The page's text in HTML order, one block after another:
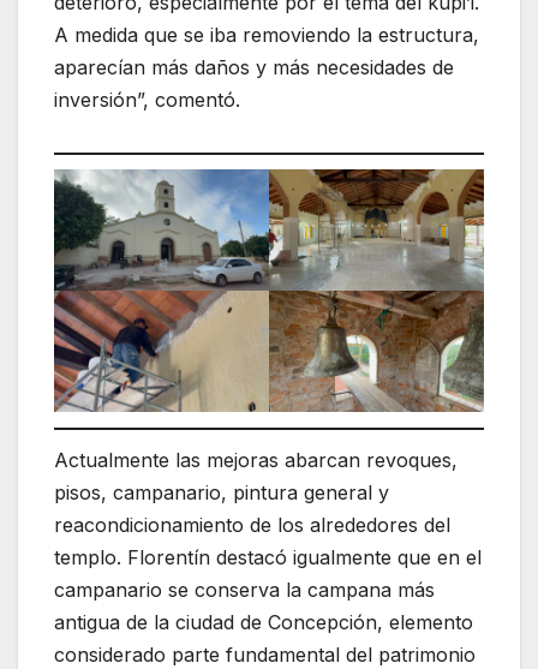
A medida que se iba removiendo la estructura,
aparecían más daños y más necesidades de
inversión”, comentó.
Actualmente las mejoras abarcan revoques,
pisos, campanario, pintura general y
reacondicionamiento de los alrededores del
templo. Florentín destacó igualmente que en el
campanario se conserva la campana más
antigua de la ciudad de Concepción, elemento
considerado parte fundamental del patrimonio